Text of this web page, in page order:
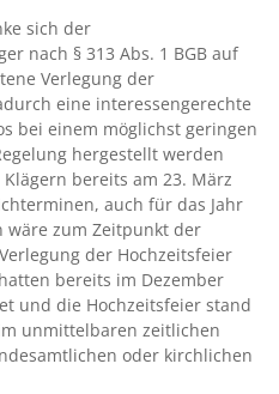
sich der
nach § 313 Abs. 1 BGB auf
Verlegung der
eine interessengerechte
bei einem möglichst geringen
hergestellt werden
bereits am 23. März
auch für das Jahr
wäre zum Zeitpunkt der
der Hochzeitsfeier
bereits im Dezember
und die Hochzeitsfeier stand
unmittelbaren zeitlichen
oder kirchlichen